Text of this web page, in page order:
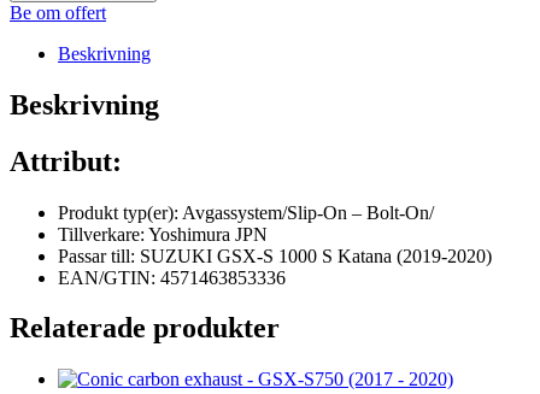
Be om offert
Beskrivning
Beskrivning
Attribut:
Produkt typ(er): Avgassystem/Slip-On – Bolt-On/
Tillverkare: Yoshimura JPN
Passar till: SUZUKI GSX-S 1000 S Katana (2019-2020)
EAN/GTIN: 4571463853336
Relaterade produkter